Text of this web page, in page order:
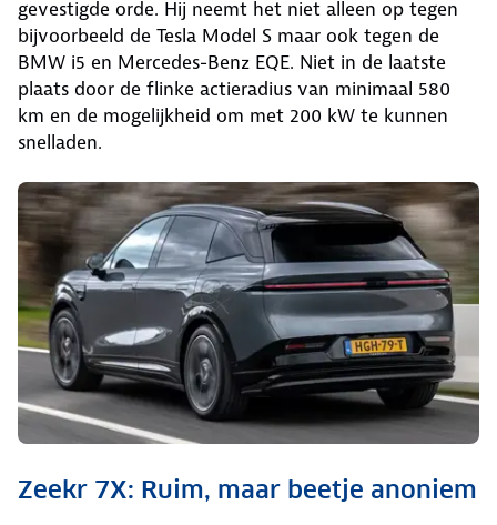
gevestigde orde. Hij neemt het niet alleen op tegen
bijvoorbeeld de Tesla Model S maar ook tegen de
BMW i5 en Mercedes-Benz EQE. Niet in de laatste
plaats door de flinke actieradius van minimaal 580
km en de mogelijkheid om met 200 kW te kunnen
snelladen.
Zeekr 7X: Ruim, maar beetje anoniem